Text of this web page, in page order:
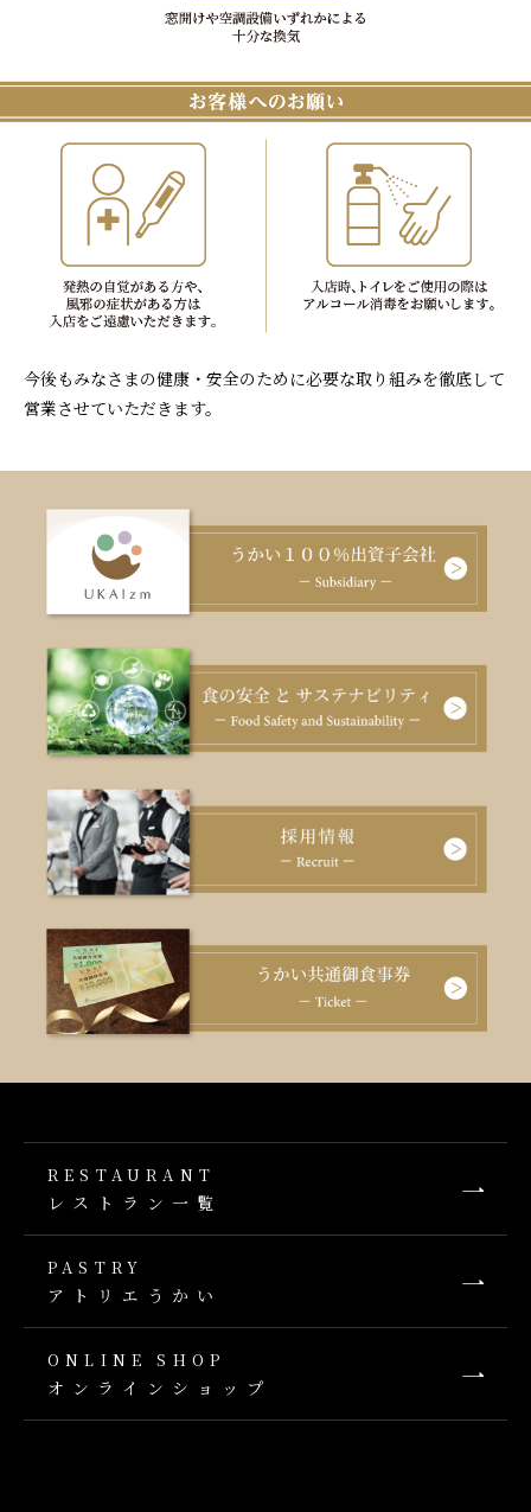
今後もみなさまの健康・安全のために必要な取り組みを徹底して
営業させていただきます。
RESTAURANT
レストラン一覧
PASTRY
アトリエうかい
ONLINE SHOP
オンラインショップ